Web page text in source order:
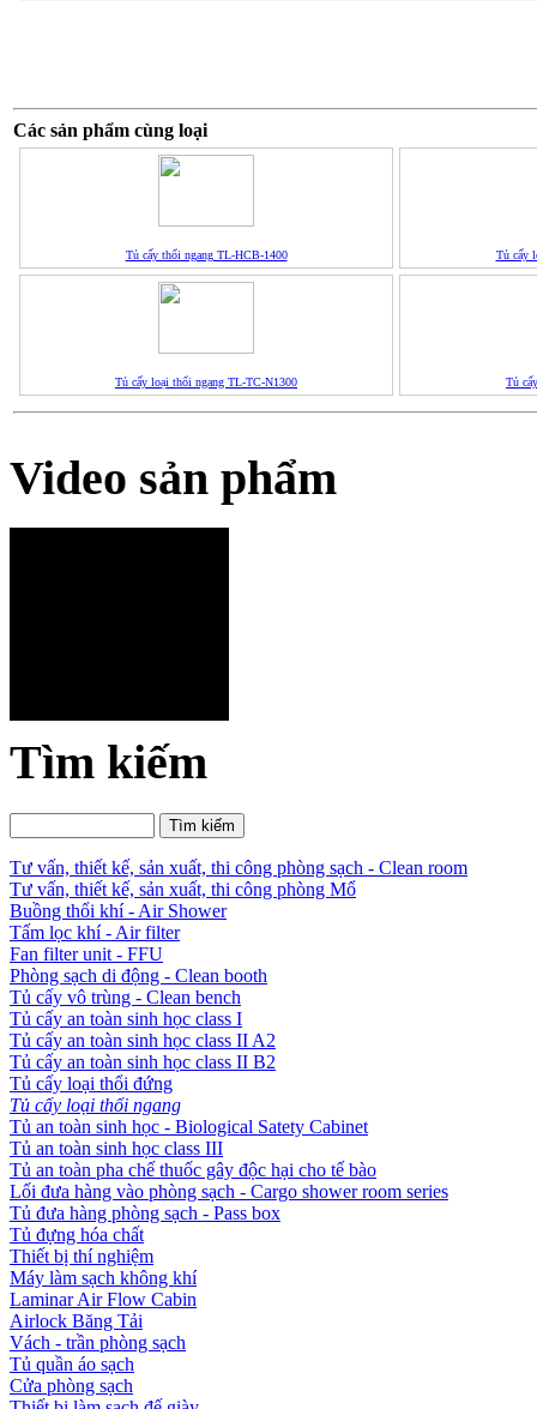
Các sản phẩm cùng loại
Tủ cấy thổi ngang TL-HCB-1400 Tủ cấy
Tủ cấy loại thổi ngang TL-TC-N1300 Tủ
Video sản phẩm
Tìm kiếm
Tư vấn, thiết kế, sản xuất, thi công phòng sạch - Clean room
Tư vấn, thiết kế, sản xuất, thi công phòng Mổ
Buồng thổi khí - Air Shower
Tấm lọc khí - Air filter
Fan filter unit - FFU
Phòng sạch di động - Clean booth
Tủ cấy vô trùng - Clean bench
Tủ cấy an toàn sinh học class I
Tủ cấy an toàn sinh học class II A2
Tủ cấy an toàn sinh học class II B2
Tủ cấy loại thổi đứng
Tủ cấy loại thổi ngang
Tủ an toàn sinh học - Biological Satety Cabinet
Tủ an toàn sinh học class III
Tủ an toàn pha chế thuốc gây độc hại cho tế bào
Lối đưa hàng vào phòng sạch - Cargo shower room series
Tủ đưa hàng phòng sạch - Pass box
Tủ đựng hóa chất
Thiết bị thí nghiệm
Máy làm sạch không khí
Laminar Air Flow Cabin
Airlock Băng Tải
Vách - trần phòng sạch
Tủ quần áo sạch
Cửa phòng sạch